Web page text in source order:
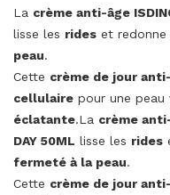
La crème anti-âge
lisse les rides et
peau.
Cette crème de jour
cellulaire pour une peau
éclatante.La crème anti-
DAY 50ML lisse les rides
fermeté à la peau.
Cette crème de jour